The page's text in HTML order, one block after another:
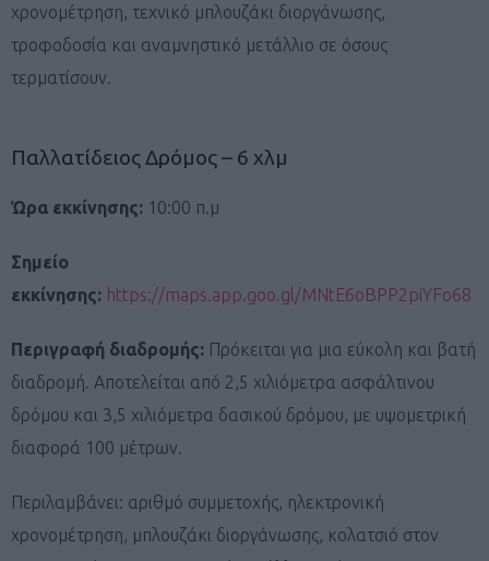
χρονομέτρηση, τεχνικό μπλουζάκι διοργάνωσης,
τροφοδοσία και αναμνηστικό μετάλλιο σε όσους
τερματίσουν.
Παλλατίδειος Δρόμος – 6 χλμ
Ώρα εκκίνησης: 10:00 π.μ
Σημείο
εκκίνησης: https://maps.app.goo.gl/MNtE6oBPP2piYFo68
Περιγραφή διαδρομής: Πρόκειται για μια εύκολη και βατή
διαδρομή. Αποτελείται από 2,5 χιλιόμετρα ασφάλτινου
δρόμου και 3,5 χιλιόμετρα δασικού δρόμου, με υψομετρική
διαφορά 100 μέτρων.
Περιλαμβάνει: αριθμό συμμετοχής, ηλεκτρονική
χρονομέτρηση, μπλουζάκι διοργάνωσης, κολατσιό στον